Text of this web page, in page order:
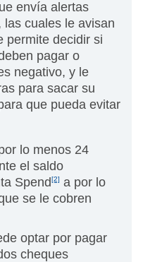
envía alertas
cuales le avisan
permite decidir si
pagar o
negativo, y le
para sacar su
que pueda evitar
lo menos 24
el saldo
Spend[2] a por lo
se le cobren
optar por pagar
cheques